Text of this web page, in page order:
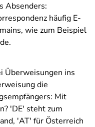
Absenders:
häufig E-
wie zum Beispiel
Überweisungen ins
die
Mit
'DE' steht zum
'AT' für Österreich